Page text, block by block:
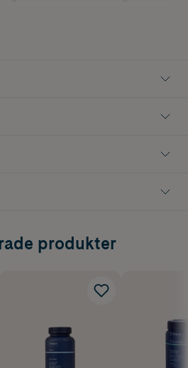
produkter